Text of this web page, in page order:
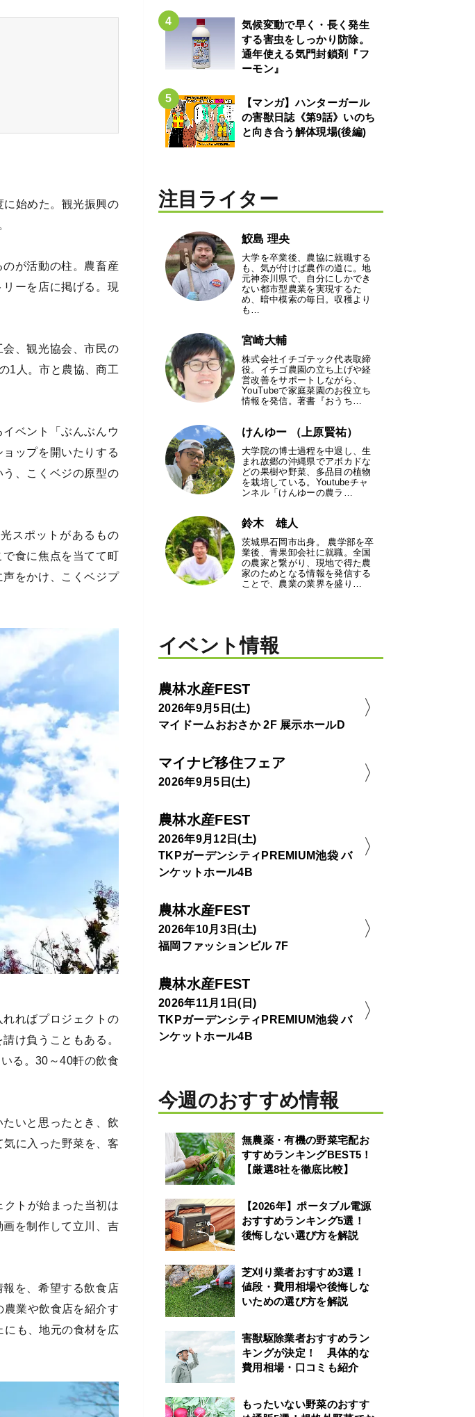
始めた。観光振興の
が活動の柱。農畜産
ーを店に掲げる。現
、観光協会、市民の
1人。市と農協、商工
ベント「ぶんぶんウ
ップを開いたりする
、こくベジの原型の
スポットがあるもの
食に焦点を当てて町
をかけ、こくベジプ
ればプロジェクトの
け負うこともある。
る。30～40軒の飲食
いと思ったとき、飲
に入った野菜を、客
トが始まった当初は
を制作して立川、吉
を、希望する飲食店
業や飲食店を紹介す
にも、地元の食材を広
気候変動で早く・長く発生
する害虫をしっかり防除。
通年使える気門封鎖剤『フ
ーモン』
【マンガ】ハンターガール
の害獣日誌《第9話》いのち
と向き合う解体現場(後編)
注目ライター
鮫島 理央
大学を卒業後、農協に就職する
も、気が付けば農作の道に。地
元神奈川県で、自分にしかでき
ない都市型農業を実現するた
め、暗中模索の毎日。収穫より
も…
宮崎大輔
株式会社イチゴテック代表取締
役。イチゴ農園の立ち上げや経
営改善をサポートしながら、
YouTubeで家庭菜園のお役立ち
情報を発信。著書『おうち…
けんゆー （上原賢祐）
大学院の博士過程を中退し、生
まれ故郷の沖縄県でアボカドな
どの果樹や野菜、多品目の植物
を栽培している。Youtubeチャ
ンネル「けんゆーの農ラ…
鈴木 雄人
茨城県石岡市出身。 農学部を卒
業後、青果卸会社に就職。全国
の農家と繋がり、現地で得た農
家のためとなる情報を発信する
ことで、農業の業界を盛り…
イベント情報
農林水産FEST
2026年9月5日(土)
マイドームおおさか 2F 展示ホールD
マイナビ移住フェア
2026年9月5日(土)
農林水産FEST
2026年9月12日(土)
TKPガーデンシティPREMIUM池袋 バ
ンケットホール4B
農林水産FEST
2026年10月3日(土)
福岡ファッションビル 7F
農林水産FEST
2026年11月1日(日)
TKPガーデンシティPREMIUM池袋 バ
ンケットホール4B
今週のおすすめ情報
無農薬・有機の野菜宅配お
すすめランキングBEST5！
【厳選8社を徹底比較】
【2026年】ポータブル電源
おすすめランキング5選！
後悔しない選び方を解説
芝刈り業者おすすめ3選！
値段・費用相場や後悔しな
いための選び方を解説
害獣駆除業者おすすめラン
キングが決定！ 具体的な
費用相場・口コミも紹介
もったいない野菜のおすす